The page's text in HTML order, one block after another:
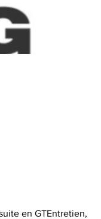
en GTEntretien,